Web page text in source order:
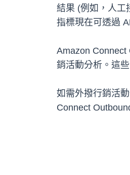
結果 (例如，人工
指標現在可透過
Amazon Connect
銷活動分析。這
如需外撥行銷活
Connect